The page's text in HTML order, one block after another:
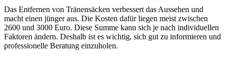
Das Entfernen von Tränensäcken verbessert das Aussehen und
macht einen jünger aus. Die Kosten dafür liegen meist zwischen
2600 und 3000 Euro. Diese Summe kann sich je nach individuellen
Faktoren ändern. Deshalb ist es wichtig, sich gut zu informieren und
professionelle Beratung einzuholen.